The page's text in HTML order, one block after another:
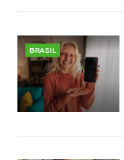
BRASIL